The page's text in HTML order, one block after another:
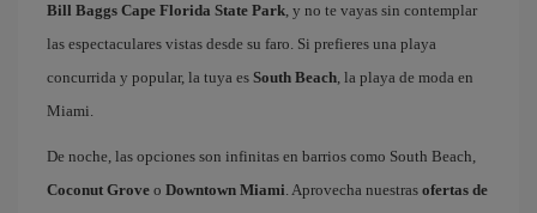
Bill Baggs Cape Florida State Park, y no te vayas sin contemplar
las espectaculares vistas desde su faro. Si prefieres una playa
concurrida y popular, la tuya es South Beach, la playa de moda en
Miami.
De noche, las opciones son infinitas en barrios como South Beach,
Coconut Grove o Downtown Miami. Aprovecha nuestras ofertas de